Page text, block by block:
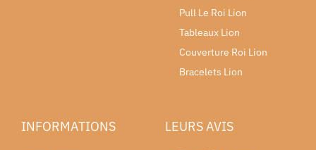
Pull Le Roi Lion
Tableaux Lion
Couverture Roi Lion
Bracelets Lion
INFORMATIONS LEURS AVIS